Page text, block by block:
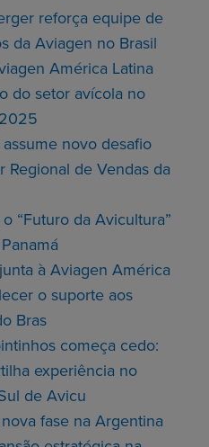
reforça equipe de
da Aviagen no Brasil
América Latina
do setor avícola no
novo desafio
Regional de Vendas da
“Futuro da Avicultura”
à Aviagen América
o suporte aos
Bras
começa cedo:
experiência no
de Avicu
fase na Argentina